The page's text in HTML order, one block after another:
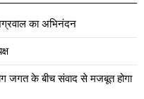
का अभिनंदन
जगत के बीच संवाद से मजबूत होगा